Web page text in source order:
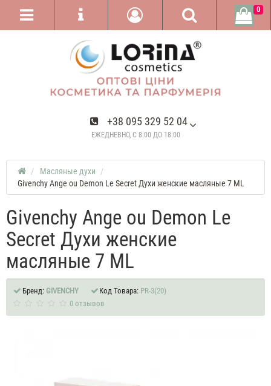
+38 095 329 52 04
ЕЖЕДНЕВНО, С 8:00 ДО 18:00
0
Масляные духи
Givenchy Ange ou Demon Le Secret Духи женские масляные 7 ML
Givenchy Ange ou Demon Le
Secret Духи женские
масляные 7 ML
Бренд: GIVENCHY Код Товара: PR-3(20)
0 отзывов